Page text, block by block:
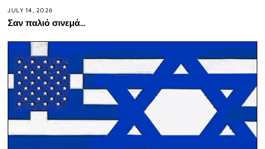
JULY 14, 2026
Σαν παλιό σινεμά…